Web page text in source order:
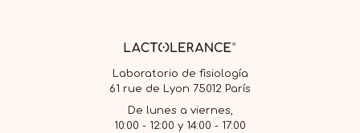
Laboratorio de fisiología
61 rue de Lyon 75012 París
De lunes a viernes,
10:00 - 12:00 y 14:00 - 17:00